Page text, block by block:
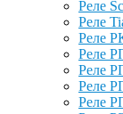
Реле
Реле
Реле
Реле
Реле
Реле
Реле